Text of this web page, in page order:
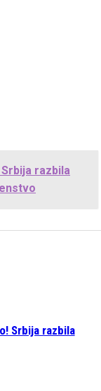
razbila
Srbija razbila